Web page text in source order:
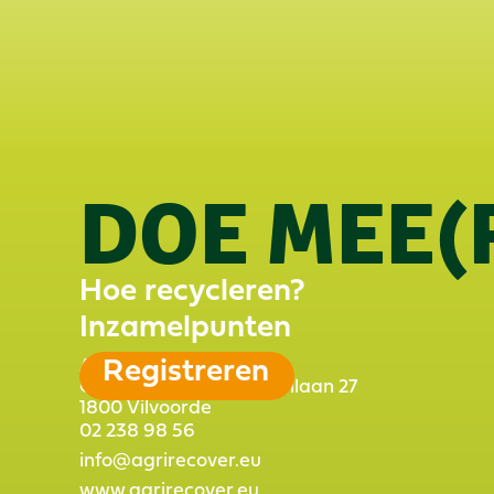
DOE
Hoe recycleren?
Hoe recycleren?
Inzamelpunten
Inzamelpunten
Registreren
Registreren
AgriRecover ivzw-aisbl
Officenter - Luchthavenlaan 27
1800 Vilvoorde
02 238 98 56
02 238 98 56
info@agrirecover.eu
info@agrirecover.eu